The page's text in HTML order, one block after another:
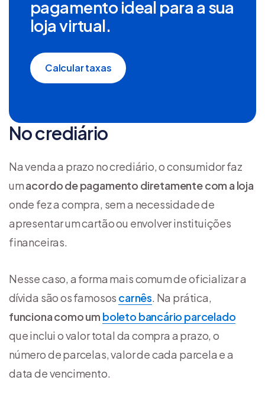
pagamento ideal para a sua
loja virtual.
Calcular taxas
No crediário
Na venda a prazo no crediário, o consumidor faz
umacordo de pagamento diretamente com a loja
onde fez a compra, sem a necessidade de
apresentar um cartão ou envolver instituições
financeiras.
Nesse caso, a forma mais comum de oficializar a
dívida são os famosos carnês. Na prática,
funciona como um boleto bancário parcelado
que inclui o valor total da compra a prazo, o
número de parcelas, valor de cada parcela e a
data de vencimento.